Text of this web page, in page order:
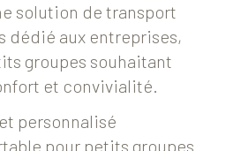
solution de transport
dédié aux entreprises,
groupes souhaitant
et convivialité.
personnalisé
pour petits groupes